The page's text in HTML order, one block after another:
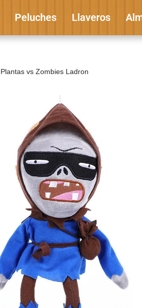
Peluches Llaveros
Plantas vs Zombies Ladron